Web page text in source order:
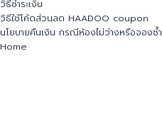
วิธีชำระเงิน
วิธีใช้โค้ดส่วนลด HAADOO coupon
นโยบายคืนเงิน กรณีห้องไม่ว่างหรือจองซ้ำ
Home